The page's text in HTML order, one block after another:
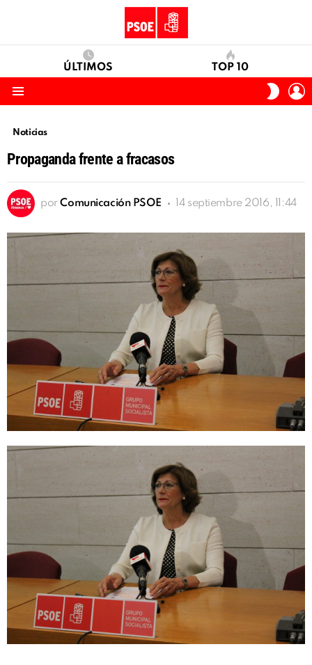
ÚLTIMOS TOP 10
SKIN
Noticias
Propaganda frente a fracasos
por Comunicación PSOE 14 septiembre 2016, 11:44